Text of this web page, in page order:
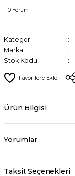
0 Yorum
Kategori
Marka
Stok Kodu
Ürün Bilgisi
Yorumlar
Taksit Seçenekleri